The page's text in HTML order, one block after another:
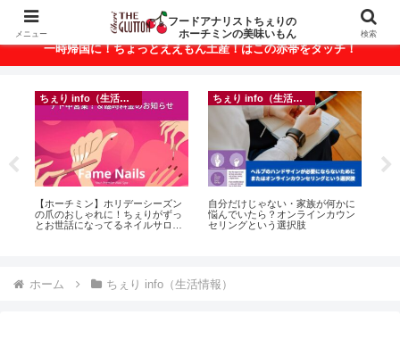
ベトナム・ホーチミンの美味いもんが満載！
一時帰国に！ちょっとええもん土産！はこの赤帯をタッチ！
ちぇり info（生活情報）
【ホーチミン】ホリデーシーズン
の爪のおしゃれに！ちぇりがずっ
とお世話になってるネイルサロン
ちぇり info（生活情報）
自分だけじゃない・家族が何かに
悩んでいたら？オンラインカウン
セリングという選択肢
ホーム ちぇり info（生活情報）
メニュー
フードアナリストちぇりの
ホーチミンの美味いもん
検索